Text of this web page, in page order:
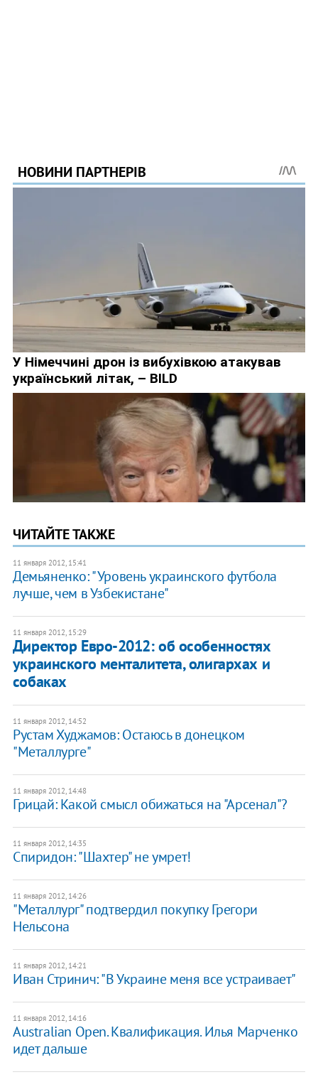
ЧИТАЙТЕ ТАКЖЕ
11 января 2012, 15:41
Демьяненко: "Уровень украинского футбола
лучше, чем в Узбекистане"
11 января 2012, 15:29
Директор Евро-2012: об особенностях
украинского менталитета, олигархах и
собаках
11 января 2012, 14:52
Рустам Худжамов: Остаюсь в донецком
"Металлурге"
11 января 2012, 14:48
Грицай: Какой смысл обижаться на "Арсенал"?
11 января 2012, 14:35
Cпиридон: "Шахтер" не умрет!
11 января 2012, 14:26
"Металлург" подтвердил покупку Грегори
Нельсона
11 января 2012, 14:21
Иван Стринич: "В Украине меня все устраивает"
11 января 2012, 14:16
Australian Open. Квалификация. Илья Марченко
идет дальше